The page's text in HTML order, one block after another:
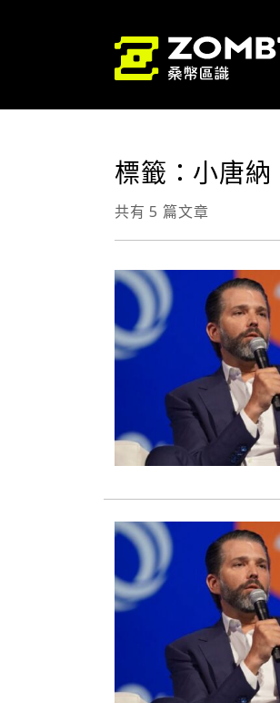
標籤：小唐
共有 5 篇文章